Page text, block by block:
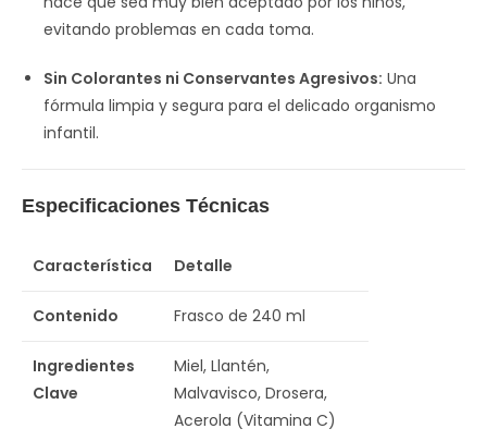
evitando problemas en cada toma.
Sin Colorantes ni Conservantes Agresivos: Una
fórmula limpia y segura para el delicado organismo
infantil.
Especificaciones Técnicas
Característica Detalle
Contenido Frasco de 240 ml
Ingredientes
Clave
Miel, Llantén,
Malvavisco, Drosera,
Acerola (Vitamina C)